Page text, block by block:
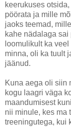
keerukuses
pöörata ja mille
jaoks teemad,
kahe nädalaga
loomulikult ka
minna, oli ka tuult
jäänud.
Kuna aega oli siin
kogu laagri väga
maandumisest
nii minule, kes ma
treeningutega, kui